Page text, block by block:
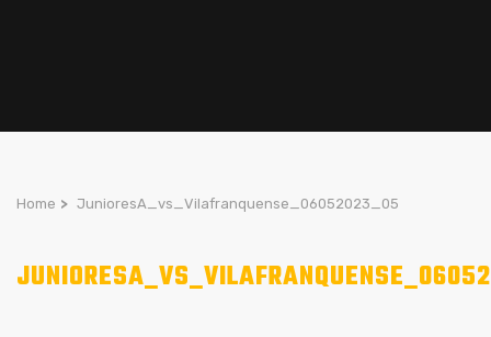
Home > JunioresA_vs_Vilafranquense_06052023_05